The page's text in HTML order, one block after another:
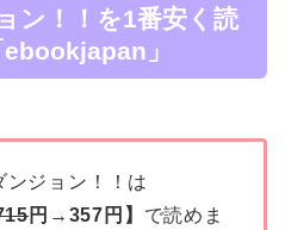
ン！！を1番安く読
」
ンジョン！！は
円→357円】 で読めま